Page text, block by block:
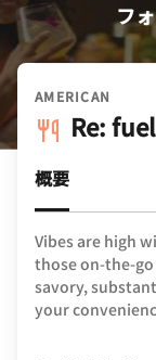
フ
AMERICAN
Re: fuel
概要
Vibes are high
those on-the-
savory,
your